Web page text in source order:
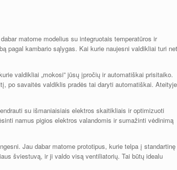
matome modelius su integruotais temperatūros ir
pagal kambario sąlygas. Kai kurie naujesni valdikliai turi net
valdikliai „mokosi” jūsų įpročių ir automatiškai prisitaiko.
po savaitės valdiklis pradės tai daryti automatiškai. Ateityje
su išmaniaisiais elektros skaitikliais ir optimizuoti
namus pigios elektros valandomis ir sumažinti vėdinimą
Jau dabar matome prototipus, kurie telpa į standartinę
šviestuvą, ir ji valdo visą ventiliatorių. Tai būtų idealu